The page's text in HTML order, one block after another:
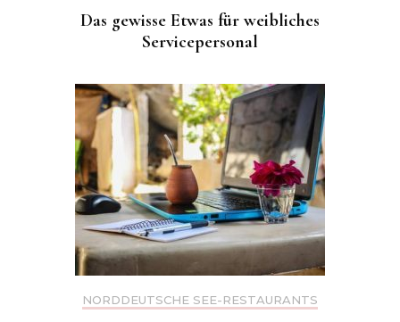
Das gewisse Etwas für weibliches
Servicepersonal
NORDDEUTSCHE SEE-RESTAURANTS